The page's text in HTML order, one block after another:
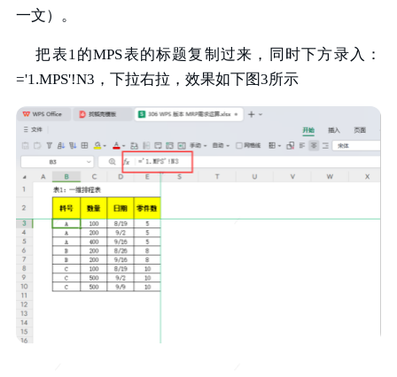
一文）。
把表1的MPS表的标题复制过来，同时下方录入：
='1.MPS'!N3，下拉右拉，效果如下图3所示